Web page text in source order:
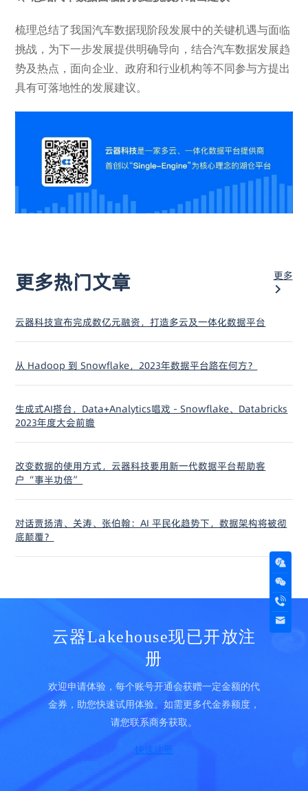
梳理总结了我国汽车数据现阶段发展中的关键机遇与面临
挑战，为下一步发展提供明确导向，结合汽车数据发展趋
势及热点，面向企业、政府和行业机构等不同参与方提出
具有可落地性的发展建议。
更多热门文章 更多
云器科技宣布完成数亿元融资，打造多云及一体化数据平台
从 Hadoop 到 Snowflake，2023年数据平台路在何方？
生成式AI搭台，Data+Analytics唱戏 - Snowflake、Databricks
2023年度大会前瞻
改变数据的使用方式，云器科技要用新一代数据平台帮助客
户“事半功倍”
对话贾扬清、关涛、张伯翰：AI 平民化趋势下，数据架构将被彻
底颠覆？
云器Lakehouse现已开放注
册
欢迎申请体验，每个账号开通会获赠一定金额的代
金券，助您快速试用体验。如需更多代金券额度，
请您联系商务获取。
快速注册